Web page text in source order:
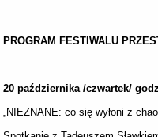
PROGRAM FESTIWALU
20 października /czwartek/
„NIEZNANE: co się wyłoni z